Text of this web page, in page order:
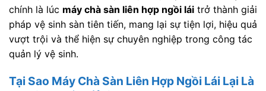
chính là lúc máy chà sàn liên hợp ngồi lái trở thành giải
pháp vệ sinh sàn tiên tiến, mang lại sự tiện lợi, hiệu quả
vượt trội và thể hiện sự chuyên nghiệp trong công tác
quản lý vệ sinh.
Tại Sao Máy Chà Sàn Liên Hợp Ngồi Lái Lại Là